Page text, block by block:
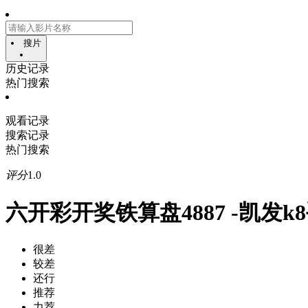
搜片
历史记录
热门搜索
观看记录
搜索记录
热门搜索
评分1.0
六开彩开奖铁算盘4887 -凯发
很差
较差
还行
推荐